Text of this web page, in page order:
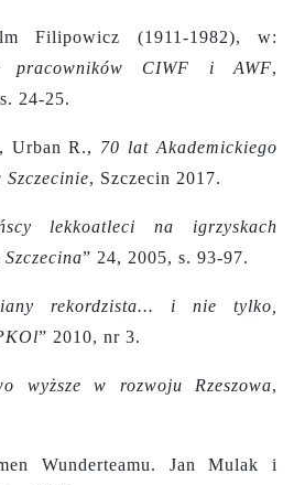
Filipowicz (1911-1982), w:
pracowników CIWF i AWF,
24-25.
Urban R., 70 lat Akademickiego
, Szczecin 2017.
lekkoatleci na igrzyskach
” 24, 2005, s. 93-97.
rekordzista... i nie tylko,
” 2010, nr 3.
wyższe w rozwoju Rzeszowa,
Wunderteamu. Jan Mulak i